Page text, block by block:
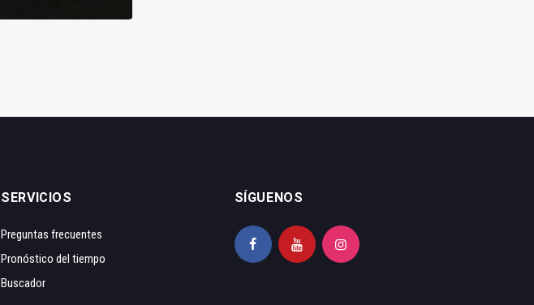
SERVICIOS
Preguntas frecuentes
Pronóstico del tiempo
Buscador
SÍGUENOS